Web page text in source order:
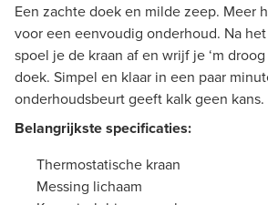
Een zachte doek en milde zeep. Meer
voor een eenvoudig onderhoud. Na
spoel je de kraan af en wrijf je ‘m
doek. Simpel en klaar in een paar
onderhoudsbeurt geeft kalk geen kans.
Belangrijkste specificaties:
Thermostatische kraan
Messing lichaam